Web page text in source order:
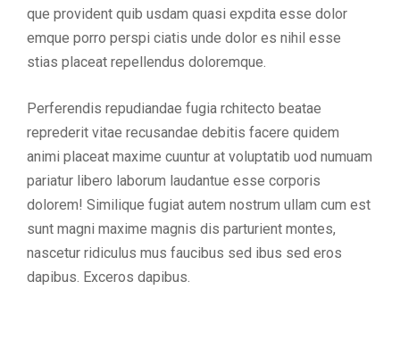
que provident quib usdam quasi expdita esse dolor
emque porro perspi ciatis unde dolor es nihil esse
stias placeat repellendus doloremque.
Perferendis repudiandae fugia rchitecto beatae
reprederit vitae recusandae debitis facere quidem
animi placeat maxime cuuntur at voluptatib uod numuam
pariatur libero laborum laudantue esse corporis
dolorem! Similique fugiat autem nostrum ullam cum est
sunt magni maxime magnis dis parturient montes,
nascetur ridiculus mus faucibus sed ibus sed eros
dapibus. Exceros dapibus.